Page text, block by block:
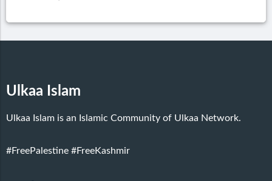
Ulkaa Islam
Ulkaa Islam is an Islamic Community of Ulkaa Network.
#FreePalestine #FreeKashmir